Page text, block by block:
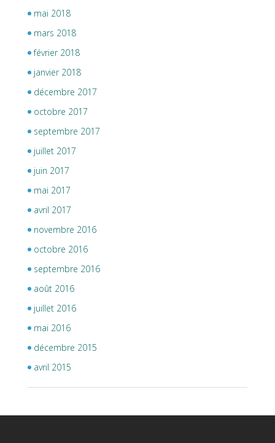
mai 2018
mars 2018
février 2018
janvier 2018
décembre 2017
octobre 2017
septembre 2017
juillet 2017
juin 2017
mai 2017
avril 2017
novembre 2016
octobre 2016
septembre 2016
août 2016
juillet 2016
mai 2016
décembre 2015
avril 2015